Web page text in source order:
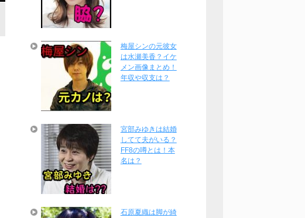
梅屋シンの元彼女
は水瀬美香？イケ
メン画像まとめ！
年収や収支は？
宮部みゆきは結婚
してて夫がいる？
FF8の噂とは！本
名は？
石原夏織は脚が綺